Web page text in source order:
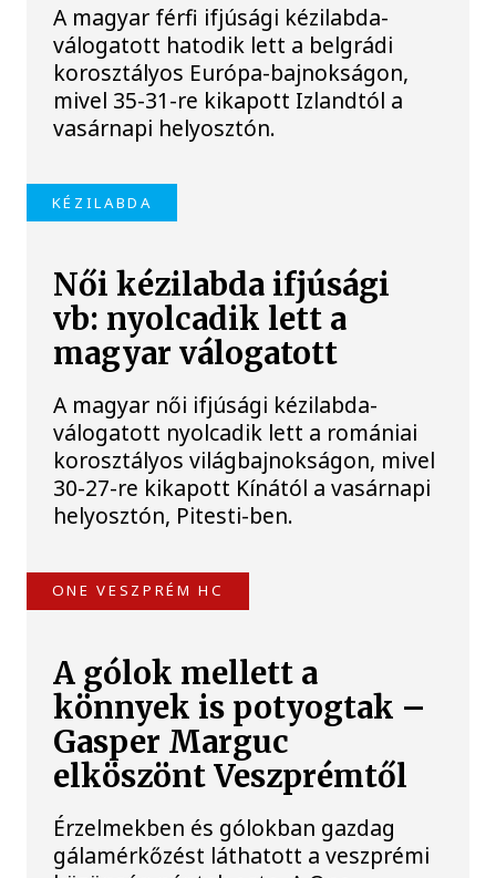
A magyar férfi ifjúsági kézilabda-
válogatott hatodik lett a belgrádi
korosztályos Európa-bajnokságon,
mivel 35-31-re kikapott Izlandtól a
vasárnapi helyosztón.
KÉZILABDA
Női kézilabda ifjúsági
vb: nyolcadik lett a
magyar válogatott
A magyar női ifjúsági kézilabda-
válogatott nyolcadik lett a romániai
korosztályos világbajnokságon, mivel
30-27-re kikapott Kínától a vasárnapi
helyosztón, Pitesti-ben.
ONE VESZPRÉM HC
A gólok mellett a
könnyek is potyogtak –
Gasper Marguc
elköszönt Veszprémtől
Érzelmekben és gólokban gazdag
gálamérkőzést láthatott a veszprémi